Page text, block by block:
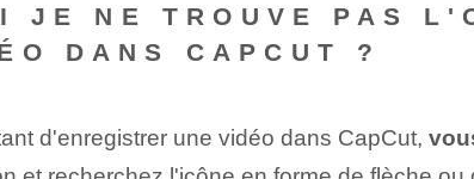
JE NE TROUVE PAS
DANS CAPCUT ?
d'enregistrer une vidéo dans CapCut,